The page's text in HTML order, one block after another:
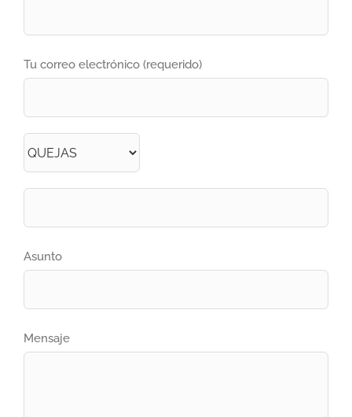
Tu correo electrónico (requerido)
Asunto
Mensaje